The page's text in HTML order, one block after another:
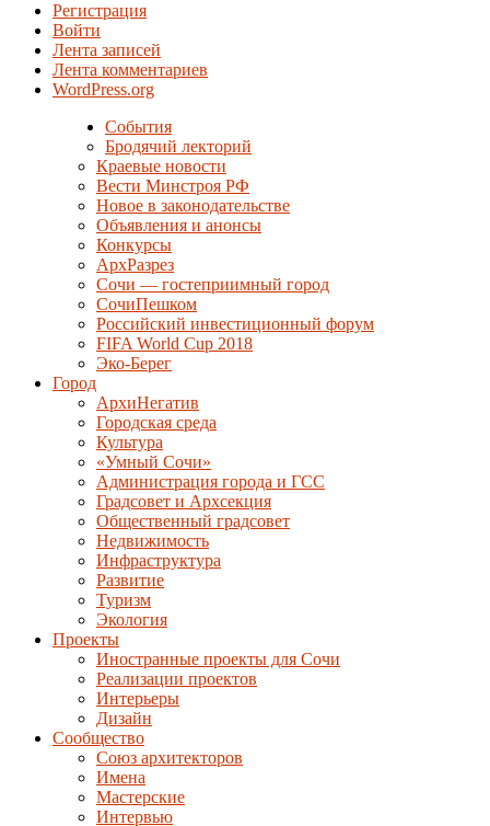
Регистрация
Войти
Лента записей
Лента комментариев
WordPress.org
События
Бродячий лекторий
Краевые новости
Вести Минстроя РФ
Новое в законодательстве
Объявления и анонсы
Конкурсы
АрхРазрез
Сочи — гостеприимный город
СочиПешком
Российский инвестиционный форум
FIFA World Cup 2018
Эко-Берег
Город
АрхиНегатив
Городская среда
Культура
«Умный Сочи»
Администрация города и ГСС
Градсовет и Архсекция
Общественный градсовет
Недвижимость
Инфраструктура
Развитие
Туризм
Экология
Проекты
Иностранные проекты для Сочи
Реализации проектов
Интерьеры
Дизайн
Сообщество
Союз архитекторов
Имена
Мастерские
Интервью